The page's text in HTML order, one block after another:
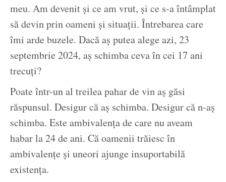
meu. Am devenit și ce am vrut, și ce s-a întâmplat
să devin prin oameni și situații. Întrebarea care
îmi arde buzele. Dacă aș putea alege azi, 23
septembrie 2024, aș schimba ceva în cei 17 ani
trecuți?
Poate într-un al treilea pahar de vin aș găsi
răspunsul. Desigur că aș schimba. Desigur că n-aș
schimba. Este ambivalența de care nu aveam
habar la 24 de ani. Că oamenii trăiesc în
ambivalențe și uneori ajunge insuportabilă
existența.